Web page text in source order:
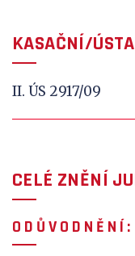
KASAČNÍ/
II. ÚS 2917/09
CELÉ ZNĚNÍ
O D Ů VO D N Ě N Í :